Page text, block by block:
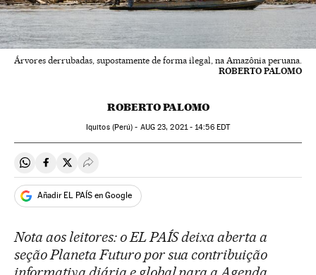
Árvores derrubadas, supostamente de forma ilegal, na Amazônia peruana.
ROBERTO PALOMO
ROBERTO PALOMO
Iquitos (Perú) - AUG23, 2021 - 14:56EDT
Compartir en Whatsapp
Compartir en Facebook
Compartir en Twitter
Desplegar Redes Sociales
Añadir EL PAÍS en Google
Nota aos leitores: o EL PAÍS deixa aberta a
seção Planeta Futuro por sua contribuição